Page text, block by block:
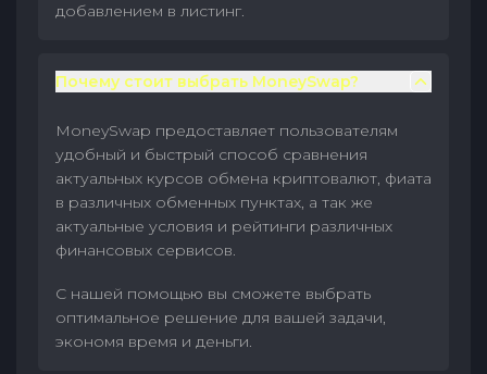
добавлением в листинг.
Почему стоит выбрать MoneySwap?
MoneySwap предоставляет пользователям
удобный и быстрый способ сравнения
актуальных курсов обмена криптовалют, фиата
в различных обменных пунктах, а так же
актуальные условия и рейтинги различных
финансовых сервисов.
С нашей помощью вы сможете выбрать
оптимальное решение для вашей задачи,
экономя время и деньги.